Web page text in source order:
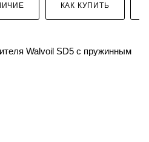
КАК КУПИТЬ
Walvoil SD5 с пружинным